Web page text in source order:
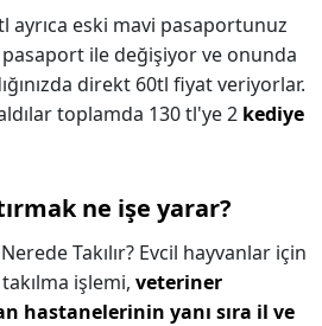
ayrıca eski mavi pasaportunuz
ile değişiyor ve onunda
direkt 60tl fiyat veriyorlar.
toplamda 130 tl'ye 2 kediye
ne işe yarar?
Takılır? Evcil hayvanlar için
işlemi, veteriner
hastanelerinin yanı sıra il ve